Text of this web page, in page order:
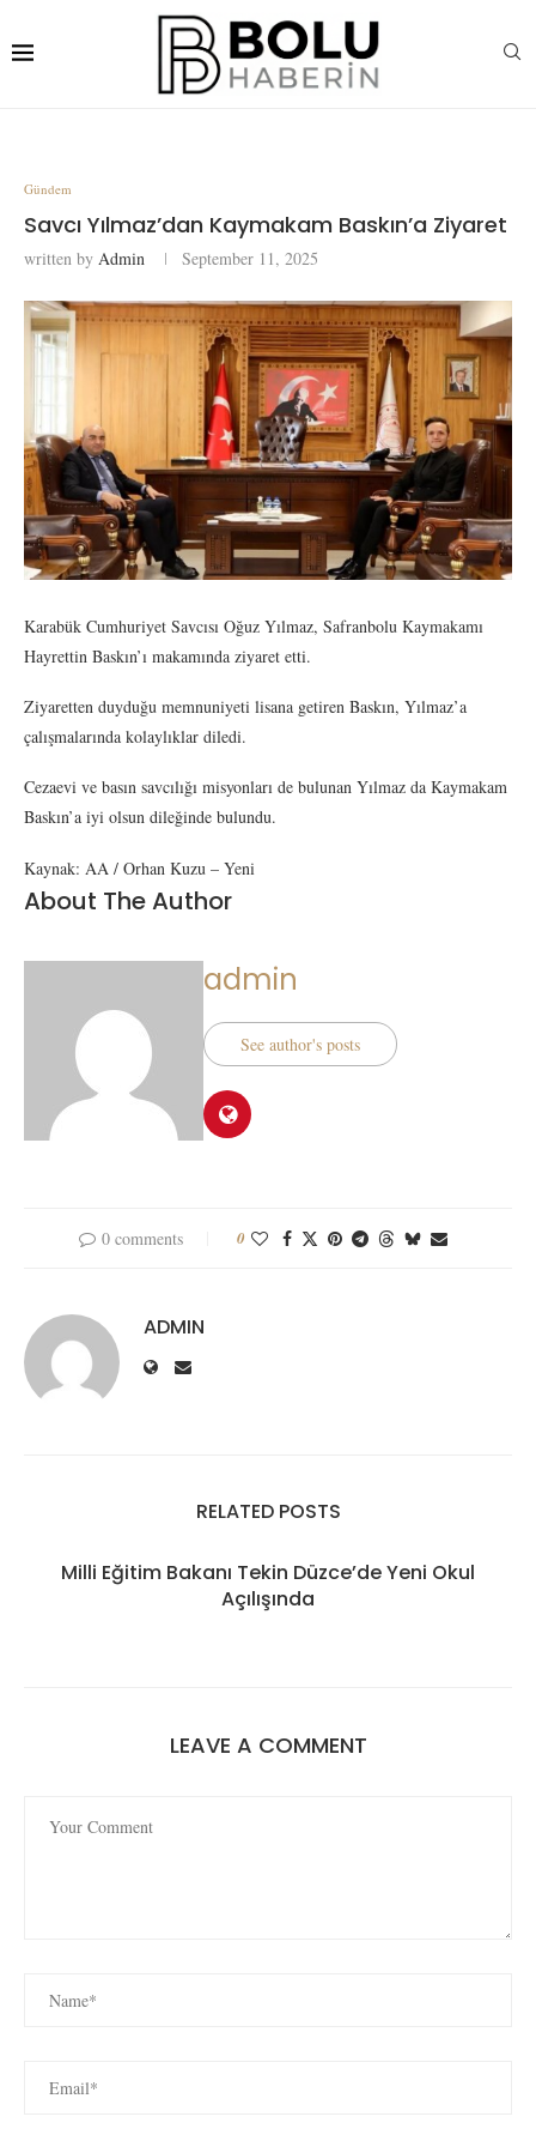
Gündem
Savcı Yılmaz’dan Kaymakam Baskın’a Ziyaret
written by Admin September 11, 2025
Karabük Cumhuriyet Savcısı Oğuz Yılmaz, Safranbolu Kaymakamı
Hayrettin Baskın’ı makamında ziyaret etti.
Ziyaretten duyduğu memnuniyeti lisana getiren Baskın, Yılmaz’a
çalışmalarında kolaylıklar diledi.
Cezaevi ve basın savcılığı misyonları de bulunan Yılmaz da Kaymakam
Baskın’a iyi olsun dileğinde bulundu.
Kaynak: AA / Orhan Kuzu – Yeni
About The Author
admin
See author's posts
0 comments 0
ADMIN
RELATED POSTS
Milli Eğitim Bakanı Tekin Düzce’de Yeni Okul
Açılışında
LEAVE A COMMENT